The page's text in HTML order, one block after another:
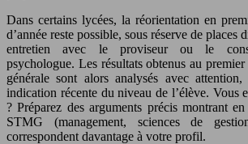
Dans certains lycées, la réorientation en
d’année reste possible, sous réserve de places
entretien avec le proviseur ou le
psychologue. Les résultats obtenus au
générale sont alors analysés avec
indication récente du niveau de l’élève. Vous
? Préparez des arguments précis montrant
STMG (management, sciences de
correspondent davantage à votre profil.